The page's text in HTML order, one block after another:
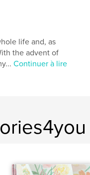
life and, as
the advent of
Continuer à lire